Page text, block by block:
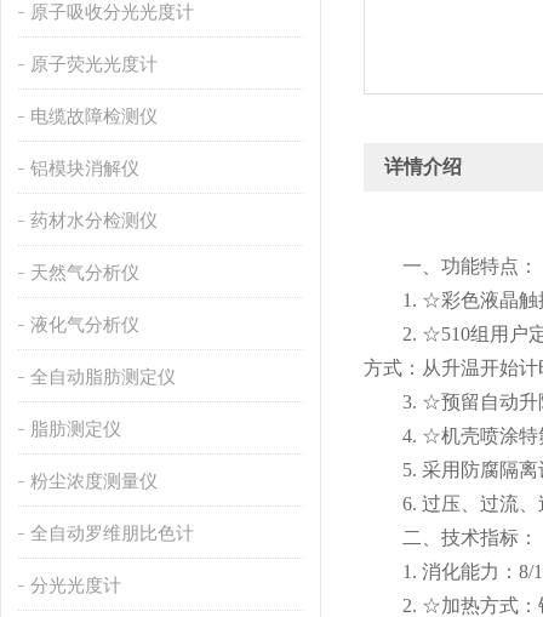
原子吸收分光光度计
原子荧光光度计
电缆故障检测仪
铝模块消解仪
药材水分检测仪
天然气分析仪
液化气分析仪
全自动脂肪测定仪
脂肪测定仪
粉尘浓度测量仪
全自动罗维朋比色计
分光光度计
详情介绍
一、功能特点：
1. ☆彩色液晶触
2. ☆510组用户定
方式：从升温开始
3. ☆预留自动升降
4. ☆机壳喷涂特氟
5. 采用防腐隔离
6. 过压、过流、
二、技术指标：
1. 消化能力：8/
2. ☆加热方式：